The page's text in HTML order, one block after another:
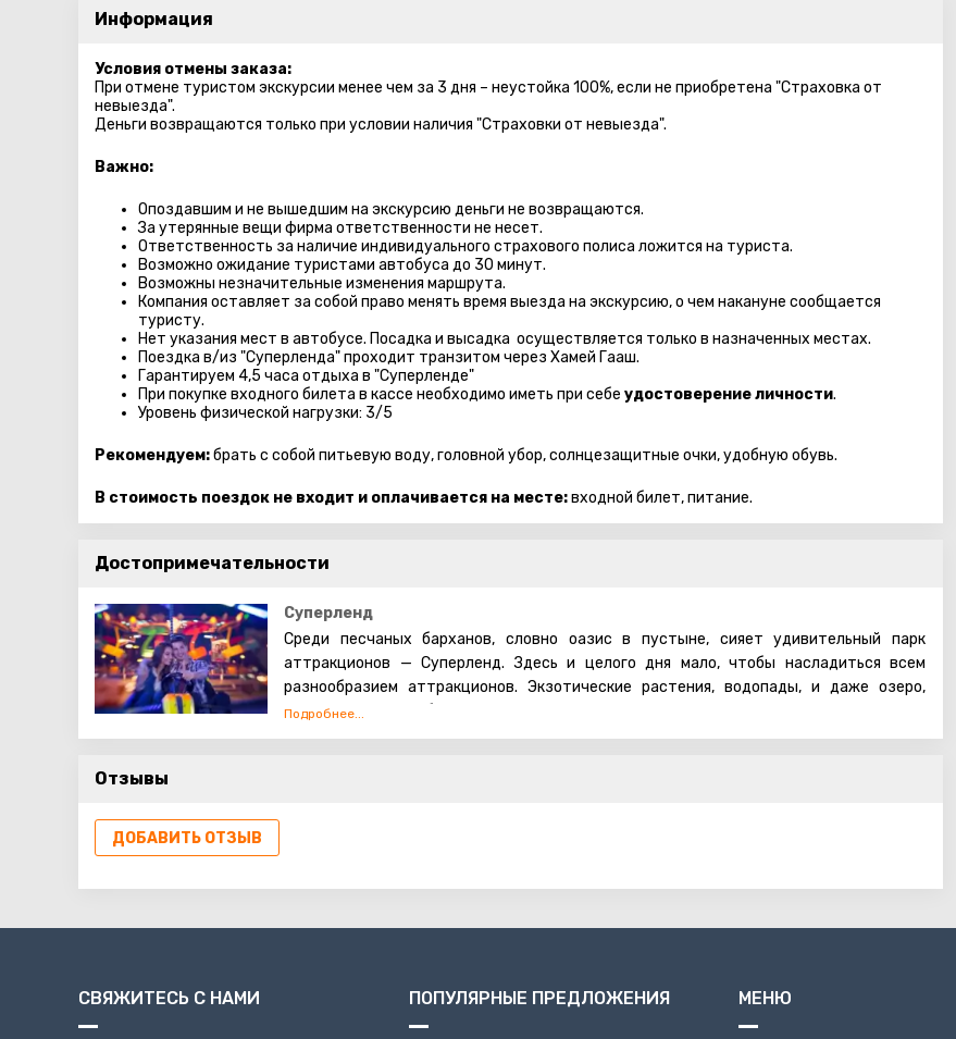
Информация
Условия отмены заказа:
При отмене туристом экскурсии менее чем за 3 дня – неустойка 100%, если не приобретена "Страховка от
невыезда".
Деньги возвращаются только при условии наличия "Страховки от невыезда".
Важно:
Опоздавшим и не вышедшим на экскурсию деньги не возвращаются.
За утерянные вещи фирма ответственности не несет.
Ответственность за наличие индивидуального страхового полиса ложится на туриста.
Возможно ожидание туристами автобуса до 30 минут.
Возможны незначительные изменения маршрута.
Компания оставляет за собой право менять время выезда на экскурсию, о чем накануне сообщается
туристу.
Нет указания мест в автобуcе. Посадка и высадка осуществляется только в назначенных местах.
Поездка в/из "Суперленда" проходит транзитом через Хамей Гааш.
Гарантируем 4,5 часа отдыха в "Суперленде"
При покупке входного билета в кассе необходимо иметь при себе удостоверение личности.
Уровень физической нагрузки: 3/5
Рекомендуем:брать с собой питьевую воду, головной убор, солнцезащитные очки, удобную обувь.
В стоимость поездок не входит и оплачивается на месте:входной билет, питание.
Достопримечательности
Суперленд
Среди песчаных барханов, словно оазис в пустыне, сияет удивительный парк
аттракционов — Суперленд. Здесь и целого дня мало, чтобы насладиться всем
разнообразием аттракционов. Экзотические растения, водопады, и даже озеро,
создадут вам незабываемое, праздничное настроение!
адреналина. Самые большие американские горки двух видов, сумасшедший корабль,
Отзывы
ДОБАВИТЬ ОТЗЫВ
СВЯЖИТЕСЬ С НАМИ ПОПУЛЯРНЫЕ ПРЕДЛОЖЕНИЯ МЕНЮ